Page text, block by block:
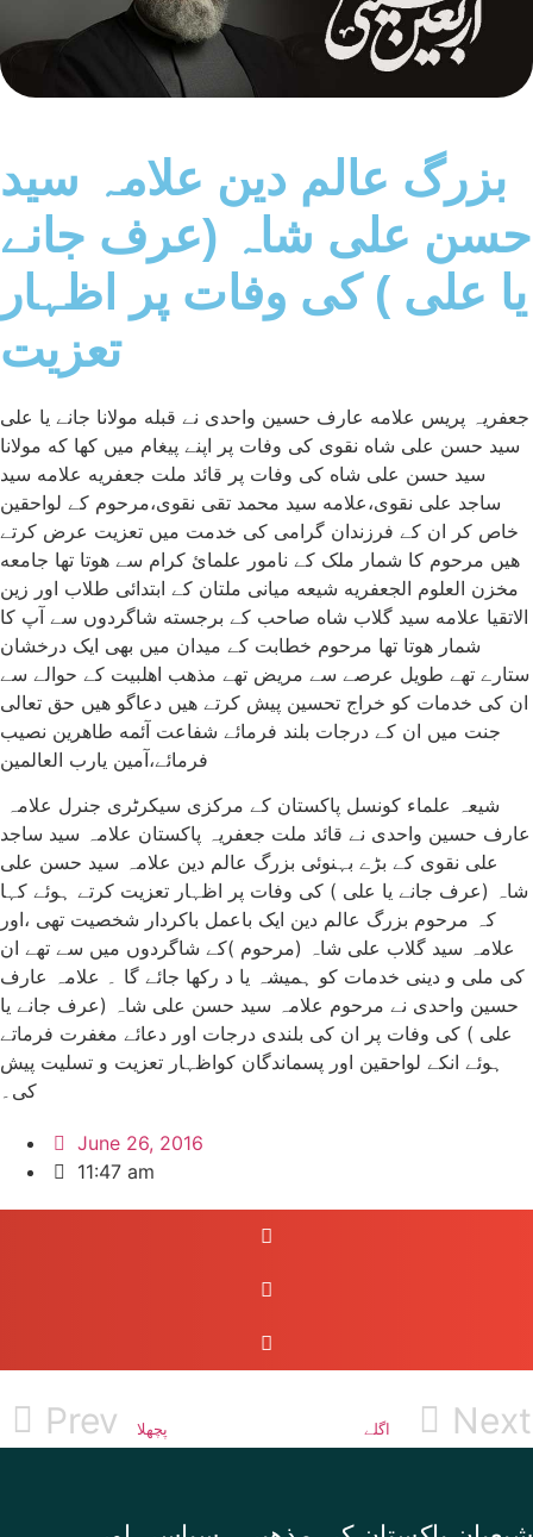
بزرگ عالم دین علامہ سید
حسن علی شاہ (عرف جانے
یا علی ) کی وفات پر اظہار
تعزیت
جعفریہ پریس علامه عارف حسین واحدی نے ‌قبله مولانا جانے یا علی
سید حسن علی شاه نقوی کی وفات پر اپنے پیغام میں کها که مولانا
سید حسن علی شاه کی وفات پر قائد ملت جعفریه علامه سید
ساجد علی نقوی،علامه سید محمد تقی نقوی،مرحوم کے لواحقین
خاص کر ان کے فرزندان گرامی کی خدمت میں تعزیت عرض کرتے
هیں مرحوم کا شمار ملک کے نامور علمائ کرام سے هوتا تها جامعه
مخزن العلوم الجعفریه شیعه میانی ملتان کے ابتدائی طلاب اور زین
الاتقیا علامه سید گلاب شاه صاحب کے برجسته شاگردوں سے آپ کا
شمار هوتا تها مرحوم خطابت کے میدان میں بهی ایک درخشان
ستارے تهے طویل عرصے سے مریض تهے مذهب اهلبیت کے حوالے سے
ان کی خدمات کو خراج تحسین پیش کرتے هیں دعاگو هیں حق تعالی
جنت میں ان کے درجات بلند فرمائے شفاعت آئمه طاهرین نصیب
فرمائے،آمین یارب العالمین
عارف حسین واحدی نے قائد ملت جعفریہ پاکستان علامہ سید ساجد
علی نقوی کے بڑے بہنوئی بزرگ عالم دین علامہ سید حسن علی
شاہ (عرف جانے یا علی ) کی وفات پر اظہار تعزیت کرتے ہوئے کہا
کہ مرحوم بزرگ عالم دین ایک باعمل باکردار شخصیت تھی ،اور
علامہ سید گلاب علی شاہ (مرحوم )کے شاگردوں میں سے تھے ان
کی ملی و دینی خدمات کو ہمیشہ یا د رکھا جائے گا ۔ علامہ عارف
حسین واحدی نے مرحوم علامہ سید حسن علی شاہ (عرف جانے یا
علی ) کی وفات پر ان کی بلندی درجات اور دعائے مغفرت فرماتے
ہوئے انکے لواحقین اور پسماندگان کواظہار تعزیت و تسلیت پیش
کی۔
June 26, 2016
11:47 am
Prev پچھلا اگلے Next